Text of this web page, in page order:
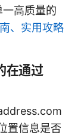
高质量的
、实用攻略
在通过
置信息是否